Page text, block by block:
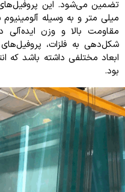
میلی‌ متر و به وسیله
مقاومت بالا و وزن
شکل‌دهی به فلزات،
ابعاد مختلفی داشته باشد که
بود.